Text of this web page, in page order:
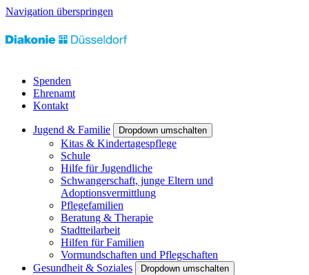
Navigation überspringen
Spenden
Ehrenamt
Kontakt
Jugend & Familie Dropdown umschalten
Kitas & Kindertagespflege
Schule
Hilfe für Jugendliche
Schwangerschaft, junge Eltern und
Adoptionsvermittlung
Pflegefamilien
Beratung & Therapie
Stadtteilarbeit
Hilfen für Familien
Vormundschaften und Pflegschaften
Gesundheit & Soziales
Dropdown umschalten